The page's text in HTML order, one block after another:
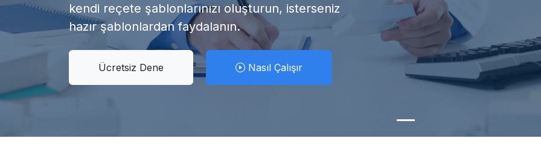
kendi reçete şablonlarınızı oluşturun, isterseniz
hazır şablonlardan faydalanın.
Ücretsiz Dene Nasıl Çalışır